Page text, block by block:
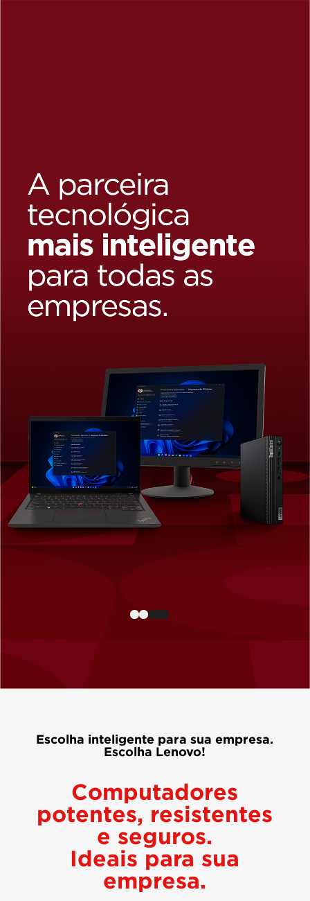
Escolha inteligente para sua empresa.
Escolha Lenovo!
Computadores
potentes, resistentes
e seguros.
Ideais para sua
empresa.